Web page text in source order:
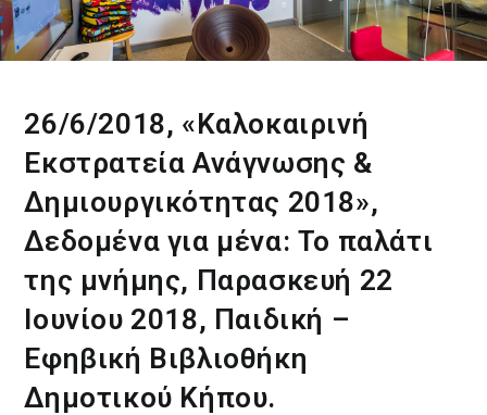
26/6/2018, «Καλοκαιρινή
Εκστρατεία Ανάγνωσης &
Δημιουργικότητας 2018»,
Δεδομένα για μένα: Το παλάτι
της μνήμης, Παρασκευή 22
Ιουνίου 2018, Παιδική –
Εφηβική Βιβλιοθήκη
Δημοτικού Κήπου.